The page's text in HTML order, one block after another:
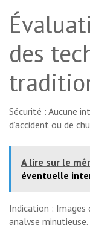
des
Sécurité : Aucune
d’accident ou de
A lire sur le
éventuelle
Indication :
analyse